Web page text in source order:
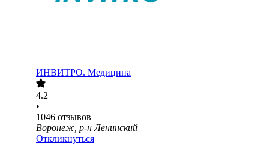
ИНВИТРО. Медицина
4.2
•
1046 отзывов
Воронеж, р-н Ленинский
Откликнуться